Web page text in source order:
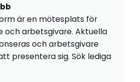
är en mötesplats för
och arbetsgivare. Aktuella
och arbetsgivare
presentera sig. Sök lediga